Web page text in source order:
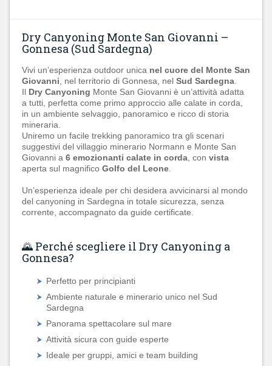
Dry Canyoning Monte San Giovanni –
Gonnesa (Sud Sardegna)
Vivi un’esperienza outdoor unica nel cuore del Monte San
Giovanni , nel territorio di Gonnesa, nel Sud Sardegna
Il Dry Canyoning Monte San Giovanni è un’attività adatta
a tutti, perfetta come primo approccio alle calate in corda,
in un ambiente selvaggio, panoramico e ricco di storia
mineraria.
Uniremo un facile trekking panoramico tra gli scenari
suggestivi del villaggio minerario Normann e Monte San
Giovanni a 6 emozionanti calate in corda , con vista
aperta sul magnifico Golfo del Leone
Un’esperienza ideale per chi desidera avvicinarsi al mondo
del canyoning in Sardegna in totale sicurezza, senza
corrente, accompagnato da guide certificate.
🌄 Perché scegliere il Dry Canyoning a
Gonnesa?
Perfetto per principianti
Ambiente naturale e minerario unico nel Sud
Sardegna
Panorama spettacolare sul mare
Attività sicura con guide esperte
Ideale per gruppi, amici e team building